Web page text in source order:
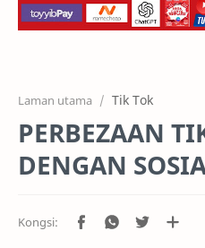
Laman utama Tik Tok
PERBEZAAN
DENGAN